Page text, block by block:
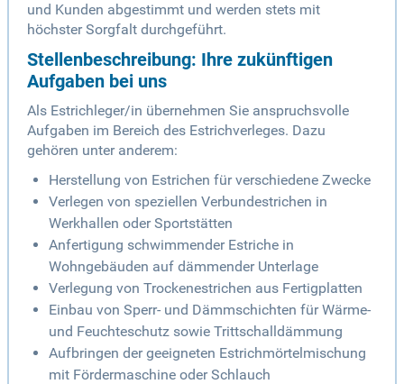
und Kunden abgestimmt und werden stets mit
höchster Sorgfalt durchgeführt.
Stellenbeschreibung: Ihre zukünftigen
Aufgaben bei uns
Als Estrichleger/in übernehmen Sie anspruchsvolle
Aufgaben im Bereich des Estrichverleges. Dazu
gehören unter anderem:
Herstellung von Estrichen für verschiedene Zwecke
Verlegen von speziellen Verbundestrichen in
Werkhallen oder Sportstätten
Anfertigung schwimmender Estriche in
Wohngebäuden auf dämmender Unterlage
Verlegung von Trockenestrichen aus Fertigplatten
Einbau von Sperr- und Dämmschichten für Wärme-
und Feuchteschutz sowie Trittschalldämmung
Aufbringen der geeigneten Estrichmörtelmischung
mit Fördermaschine oder Schlauch